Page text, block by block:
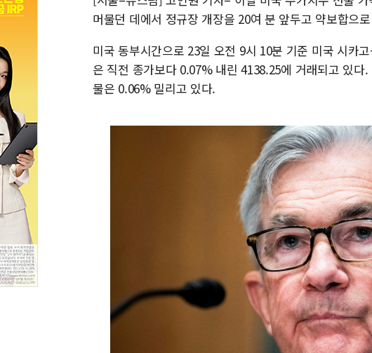
머물던 데에서 정규장 개장을 20여 분 앞두고 약보합으
미국 동부시간으로 23일 오전 9시 10분 기준 미국 시카
은 직전 종가보다 0.07% 내린 4138.25에 거래되고 있
물은 0.06% 밀리고 있다.